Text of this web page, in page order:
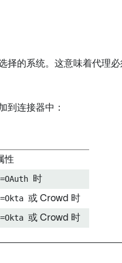
择的系统。这意味着代理
到连接器中：
性
时
或 Crowd 时
或 Crowd 时